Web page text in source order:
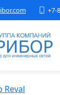
+7-
Reval